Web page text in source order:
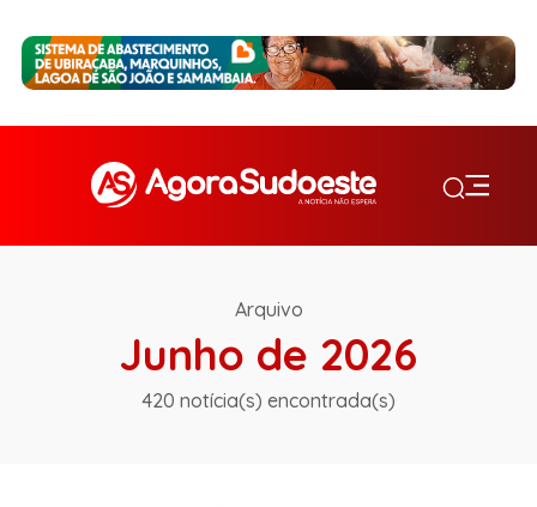
Arquivo
Junho de 2026
420 notícia(s) encontrada(s)